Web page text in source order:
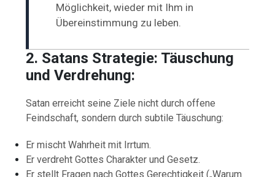
Möglichkeit, wieder mit Ihm in
Übereinstimmung zu leben.
2. Satans Strategie: Täuschung
und Verdrehung:
Satan erreicht seine Ziele nicht durch offene
Feindschaft, sondern durch subtile Täuschung:
Er mischt Wahrheit mit Irrtum.
Er verdreht Gottes Charakter und Gesetz.
Er stellt Fragen nach Gottes Gerechtigkeit („Warum